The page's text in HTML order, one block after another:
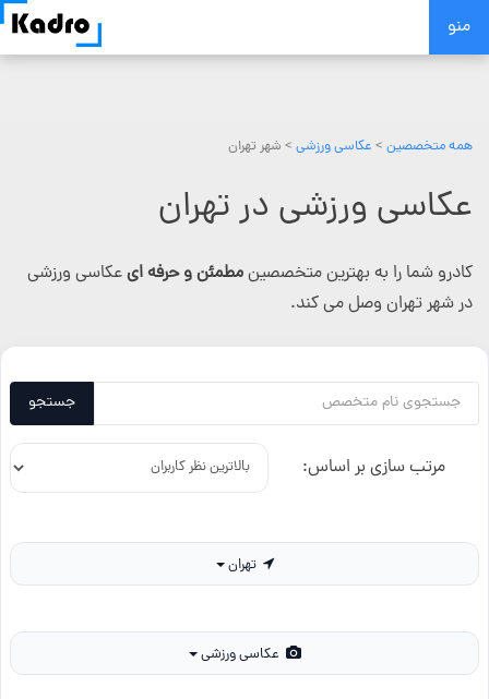
Skip
منو
همه متخصصین > عکاسی ورزشی > شهر تهران
عکاسی ورزشی در تهران
کادرو شما را به بهترین متخصصینمطمئن و حرفه ایعکاسی ورزشی
در شهر تهران وصل می کند.
جستجو
مرتب سازی بر اساس:
تهران